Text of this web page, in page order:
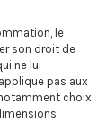
le
son droit de
ne lui
pas aux
choix